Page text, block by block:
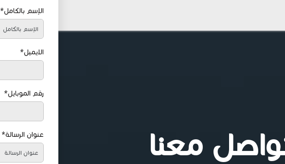
معنا
الإسم بالكامل*
الايميل*
رقم الموبايل*
عنوان الرسالة*